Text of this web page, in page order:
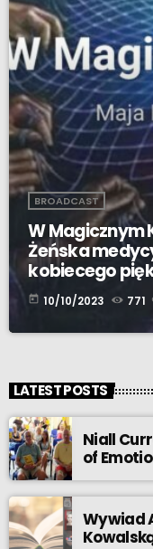
BROADCAST
W Magicznym
Żeńska
kobiecego
today 10/10/2023 771
LATEST POSTS
Niall
of
Wywiad